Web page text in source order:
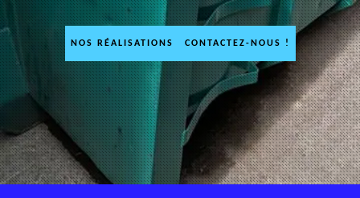
NOS RÉALISATIONS CONTACTEZ-NOUS !